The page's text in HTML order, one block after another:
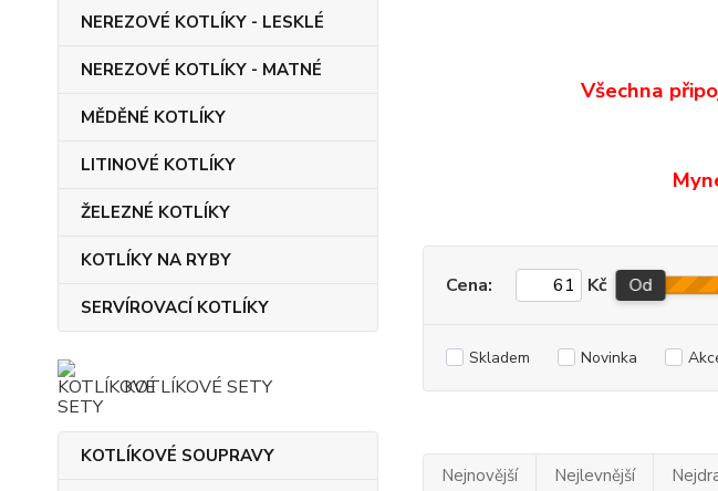
NEREZOVÉ KOTLÍKY - LESKLÉ
NEREZOVÉ KOTLÍKY - MATNÉ
MĚDĚNÉ KOTLÍKY
LITINOVÉ KOTLÍKY
ŽELEZNÉ KOTLÍKY
KOTLÍKY NA RYBY
SERVÍROVACÍ KOTLÍKY
KOTLÍKOVÉ SETY
KOTLÍKOVÉ SOUPRAVY
Všechna
My
Cena: Kč Od
Skladem Novinka
Nejnovější Nejlevnější